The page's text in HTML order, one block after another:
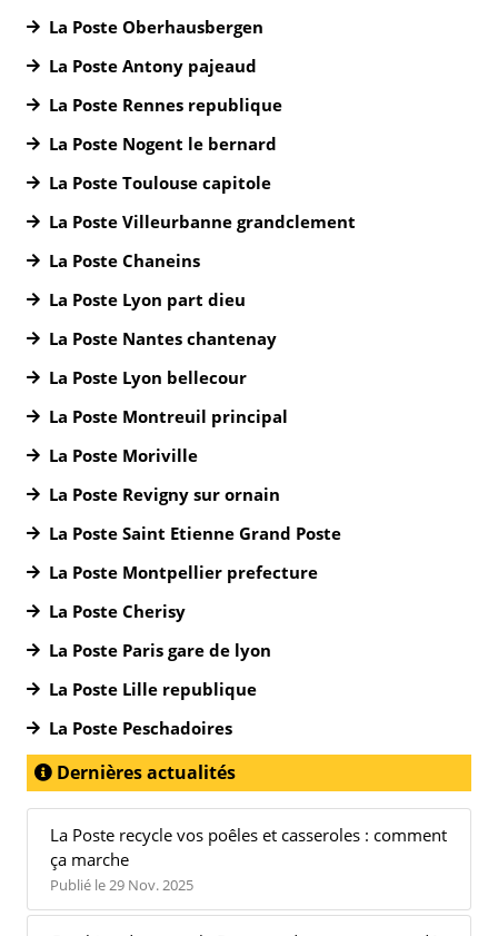
La Poste Oberhausbergen
La Poste Antony pajeaud
La Poste Rennes republique
La Poste Nogent le bernard
La Poste Toulouse capitole
La Poste Villeurbanne grandclement
La Poste Chaneins
La Poste Lyon part dieu
La Poste Nantes chantenay
La Poste Lyon bellecour
La Poste Montreuil principal
La Poste Moriville
La Poste Revigny sur ornain
La Poste Saint Etienne Grand Poste
La Poste Montpellier prefecture
La Poste Cherisy
La Poste Paris gare de lyon
La Poste Lille republique
La Poste Peschadoires
Dernières actualités
La Poste recycle vos poêles et casseroles : comment
ça marche
Publié le 29 Nov. 2025